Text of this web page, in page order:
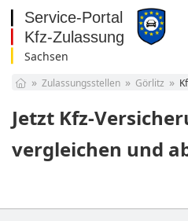
Sachsen
Bayern
Berlin
Brandenburg
Bremen
Hamburg
Vorpommern
Niedersachsen
Zulassungsstellen Görlitz
Jetzt Kfz-
vergleichen und